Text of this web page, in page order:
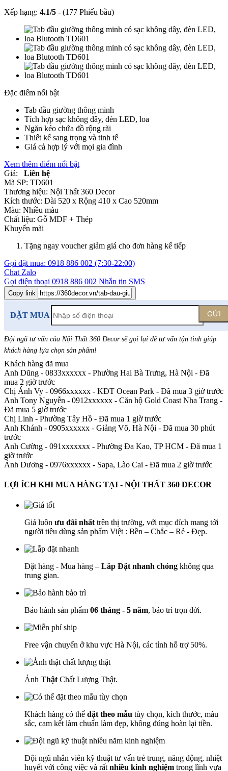
Xếp hạng: 4.1/5 - (177 Phiếu bầu)
Đặc điểm nổi bật
Tab đầu giường thông minh
Tích hợp sạc không dây, đèn LED, loa
Ngăn kéo chứa đồ rộng rãi
Thiết kế sang trọng và tinh tế
Giá cả hợp lý với mọi gia đình
Xem thêm điểm nổi bật
Giá:
Liên hệ
Mã SP: TD601
Thương hiệu: Nội Thất 360 Decor
Kích thước: Dài 520 x Rộng 410 x Cao 520mm
Màu: Nhiều màu
Chất liệu: Gỗ MDF + Thép
Khuyến mãi
Tặng ngay voucher giảm giá cho đơn hàng kế tiếp
Gọi đặt mua: 0918 886 002 (7:30-22:00)
Chat Zalo
Gọi điện thoại 0918 886 002 Nhắn tin SMS
Copy link
ĐẶT MUA GỬI
Đội ngũ tư vấn của Nội Thất 360 Decor sẽ gọi lại để tư vấn tận tình giúp
khách hàng lựa chọn sản phẩm!
Khách hàng đã mua
Anh Dũng - 0833xxxxxx - Phường Hai Bà Trưng, Hà Nội - Đã
mua 2 giờ trước
Chị Ánh Vy - 0966xxxxxx - KĐT Ocean Park - Đã mua 3 giờ trước
Anh Tony Nguyễn - 0912xxxxxx - Căn hộ Gold Coast Nha Trang -
Đã mua 5 giờ trước
Chị Linh - Phường Tây Hồ - Đã mua 1 giờ trước
Anh Khánh - 0905xxxxxx - Giảng Võ, Hà Nội - Đã mua 30 phút
trước
Anh Cường - 091xxxxxxx - Phường Đa Kao, TP HCM - Đã mua 1
giờ trước
Ánh Dương - 0976xxxxxx - Sapa, Lào Cai - Đã mua 2 giờ trước
LỢI ÍCH KHI MUA HÀNG TẠI - NỘI THẤT 360 DECOR
Giá luôn ưu đãi nhất trên thị trường, với mục đích mang tới
người tiêu dùng sản phẩm Việt : Bền – Chắc – Rẻ - Đẹp.
Đặt hàng - Mua hàng – Lắp Đặt nhanh chóng không qua
trung gian.
Bảo hành sản phẩm 06 tháng - 5 năm, bảo trì trọn đời.
Free vận chuyển ở khu vực Hà Nội, các tỉnh hỗ trợ 50%.
Ảnh Thật Chất Lượng Thật.
Khách hàng có thể đặt theo mẫu tùy chọn, kích thước, màu
sắc, cam kết làm chuẩn làm đẹp, không đúng hoàn lại tiền.
Đội ngũ nhân viên kỹ thuật tư vấn trẻ trung, năng động, nhiệt
huyết với công việc và rất nhiều kinh nghiệm trong lĩnh vựa